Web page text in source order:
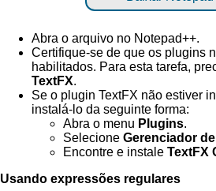
Abra o arquivo no Notepad++.
Certifique-se de que os plugins
habilitados. Para esta tarefa,
TextFX.
Se o plugin TextFX não estiver
instalá-lo da seguinte forma:
Abra o menu Plugins.
Selecione Gerenciador
Encontre e instale TextFX
Usando expressões regulares